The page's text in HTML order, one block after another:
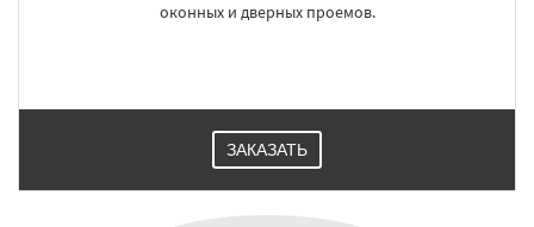
оконных и дверных проемов.
ЗАКАЗАТЬ